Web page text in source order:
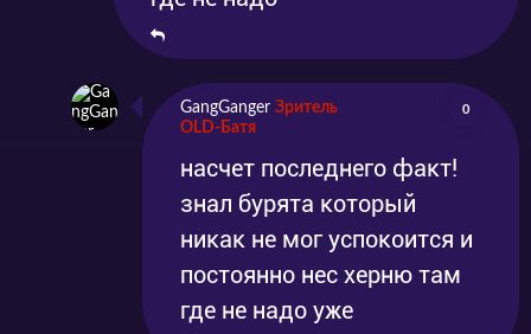
GangGanger Зритель
OLD-Батя
0
насчет последнего факт!
знал бурята который
никак не мог успокоится и
постоянно нес херню там
где не надо уже